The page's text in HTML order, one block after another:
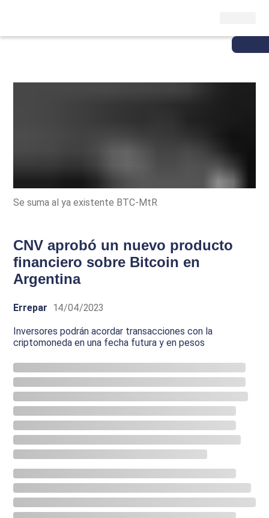
Se suma al ya existente BTC-MtR
CNV aprobó un nuevo producto
financiero sobre Bitcoin en
Argentina
Errepar 14/04/2023
Inversores podrán acordar transacciones con la
criptomoneda en una fecha futura y en pesos